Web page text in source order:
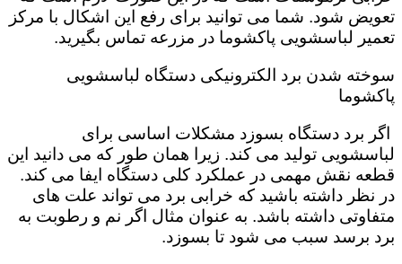
تعویض شود. شما می توانید برای رفع این اشکال با مرکز
تعمیر لباسشویی پاکشوما در مزرعه تماس بگیرید.
سوخته شدن برد الکترونیکی دستگاه لباسشویی
پاکشوما
اگر برد دستگاه بسوزد مشکلات اساسی برای
لباسشویی تولید می کند. زیرا همان طور که می دانید این
قطعه نقش مهمی در عملکرد کلی دستگاه ایفا می کند.
در نظر داشته باشید که خرابی برد می تواند علت های
متفاوتی داشته باشد. به عنوان مثال اگر نم و رطوبت به
برد برسد سبب می شود تا بسوزد.